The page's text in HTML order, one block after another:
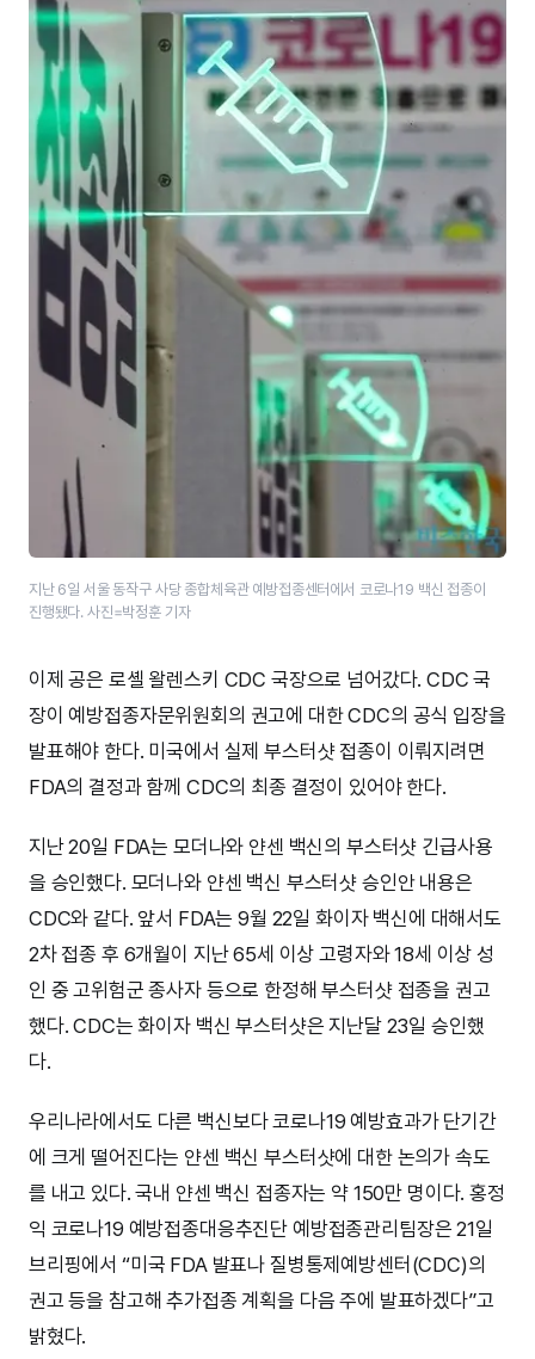
지난 6일 서울 동작구 사당 종합체육관 예방접종센터에서 코로나19 백신 접종이
진행됐다. 사진=박정훈 기자
이제 공은 로셸 왈렌스키 CDC 국장으로 넘어갔다. CDC 국
장이 예방접종자문위원회의 권고에 대한 CDC의 공식 입장을
발표해야 한다. 미국에서 실제 부스터샷 접종이 이뤄지려면
FDA의 결정과 함께 CDC의 최종 결정이 있어야 한다.
지난 20일 FDA는 모더나와 얀센 백신의 부스터샷 긴급사용
을 승인했다. 모더나와 얀센 백신 부스터샷 승인안 내용은
CDC와 같다. 앞서 FDA는 9월 22일 화이자 백신에 대해서도
2차 접종 후 6개월이 지난 65세 이상 고령자와 18세 이상 성
인 중 고위험군 종사자 등으로 한정해 부스터샷 접종을 권고
했다. CDC는 화이자 백신 부스터샷은 지난달 23일 승인했
다.
우리나라에서도 다른 백신보다 코로나19 예방효과가 단기간
에 크게 떨어진다는 얀센 백신 부스터샷에 대한 논의가 속도
를 내고 있다. 국내 얀센 백신 접종자는 약 150만 명이다. 홍정
익 코로나19 예방접종대응추진단 예방접종관리팀장은 21일
브리핑에서 “미국 FDA 발표나 질병통제예방센터(CDC)의
권고 등을 참고해 추가접종 계획을 다음 주에 발표하겠다”고
밝혔다.